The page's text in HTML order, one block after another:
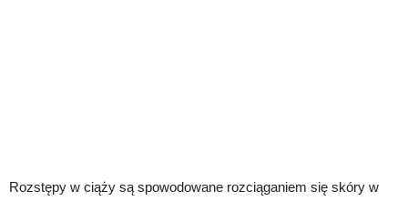
Rozstępy w ciąży są spowodowane rozciąganiem się skóry w